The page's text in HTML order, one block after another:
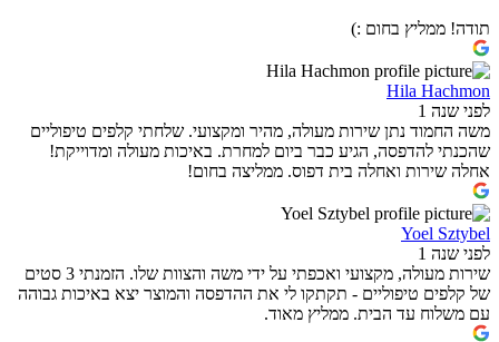
תודה! ממליץ בחום :)
Hila Hachmon
לפני שנה 1
משה החמוד נתן שירות מעולה, מהיר ומקצועי. שלחתי קלפים טיפוליים
שהכנתי להדפסה, הגיע כבר ביום למחרת. באיכות מעולה ומדוייקת!
אחלה שירות ואחלה בית דפוס. ממליצה בחום!
Yoel Sztybel
לפני שנה 1
שירות מעולה, מקצועי ואכפתי על ידי משה והצוות שלו. הזמנתי 3 סטים
של קלפים טיפוליים - תקתקו לי את ההדפסה והמוצר יצא באיכות גבוהה
עם משלוח עד הבית. ממליץ מאוד.